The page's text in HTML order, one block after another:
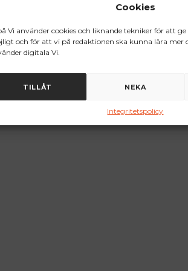
Cookies
Vi använder cookies och liknande tekniker för att
och för att vi på redaktionen ska kunna lära
digitala Vi.
TILLÅT NEKA
Integritetspolicy